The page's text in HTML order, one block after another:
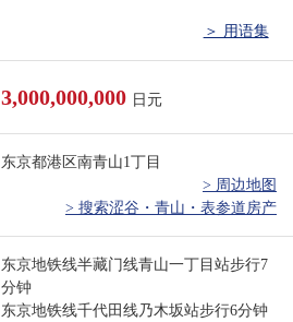
＞ 用语集
3,000,000,000 日元
东京都港区南青山1丁目
> 周边地图
> 搜索涩谷・青山・表参道房产
东京地铁线半藏门线青山一丁目站步行7
分钟
东京地铁线千代田线乃木坂站步行6分钟